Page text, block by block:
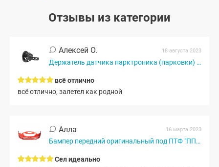
Отзывы из категории
Алексей О. 18 августа 2023
Держатель датчика парктроника (парковки) Лада Приора, Гранта,...
всё отлично
всё отлично, залетел как родной
Алла 16 марта 2023
Бампер передний оригинальный под ПТФ "ППИ" Датсун...
Сел идеально